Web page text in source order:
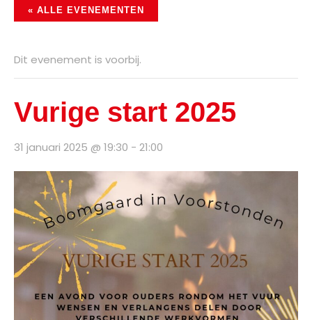
« ALLE EVENEMENTEN
Dit evenement is voorbij.
Vurige start 2025
31 januari 2025 @ 19:30 - 21:00